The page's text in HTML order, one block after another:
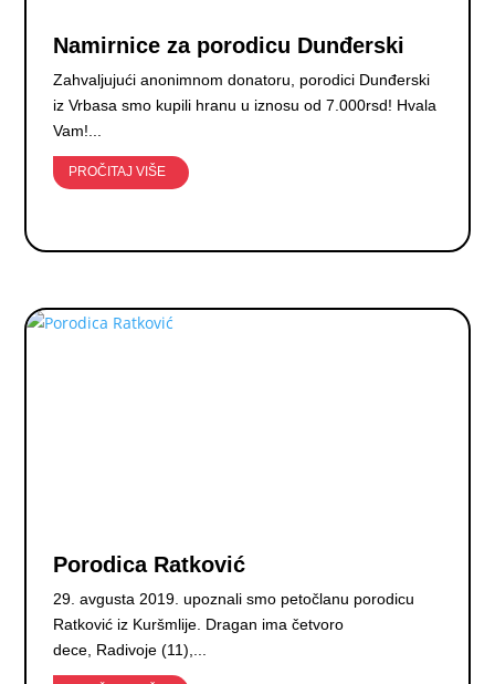
Namirnice za porodicu Dunđerski
Zahvaljujući anonimnom donatoru, porodici Dunđerski
iz Vrbasa smo kupili hranu u iznosu od 7.000rsd! Hvala
Vam!...
PROČITAJ VIŠE
Porodica Ratković
29. avgusta 2019. upoznali smo petočlanu porodicu
Ratković iz Kuršmlije. Dragan ima četvoro
dece, Radivoje (11),...